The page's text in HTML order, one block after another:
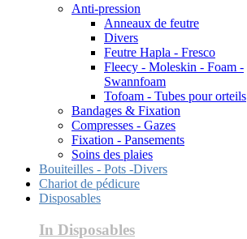
Anti-pression
Anneaux de feutre
Divers
Feutre Hapla - Fresco
Fleecy - Moleskin - Foam -
Swannfoam
Tofoam - Tubes pour orteils
Bandages & Fixation
Compresses - Gazes
Fixation - Pansements
Soins des plaies
Bouiteilles - Pots -Divers
Chariot de pédicure
Disposables
In Disposables